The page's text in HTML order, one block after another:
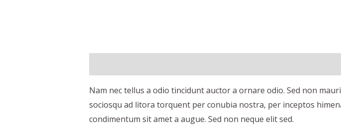
Nam nec tellus a odio tincidunt auctor a ornare odio. Sed non
sociosqu ad litora torquent per conubia nostra, per inceptos
condimentum sit amet a augue. Sed non neque elit sed.